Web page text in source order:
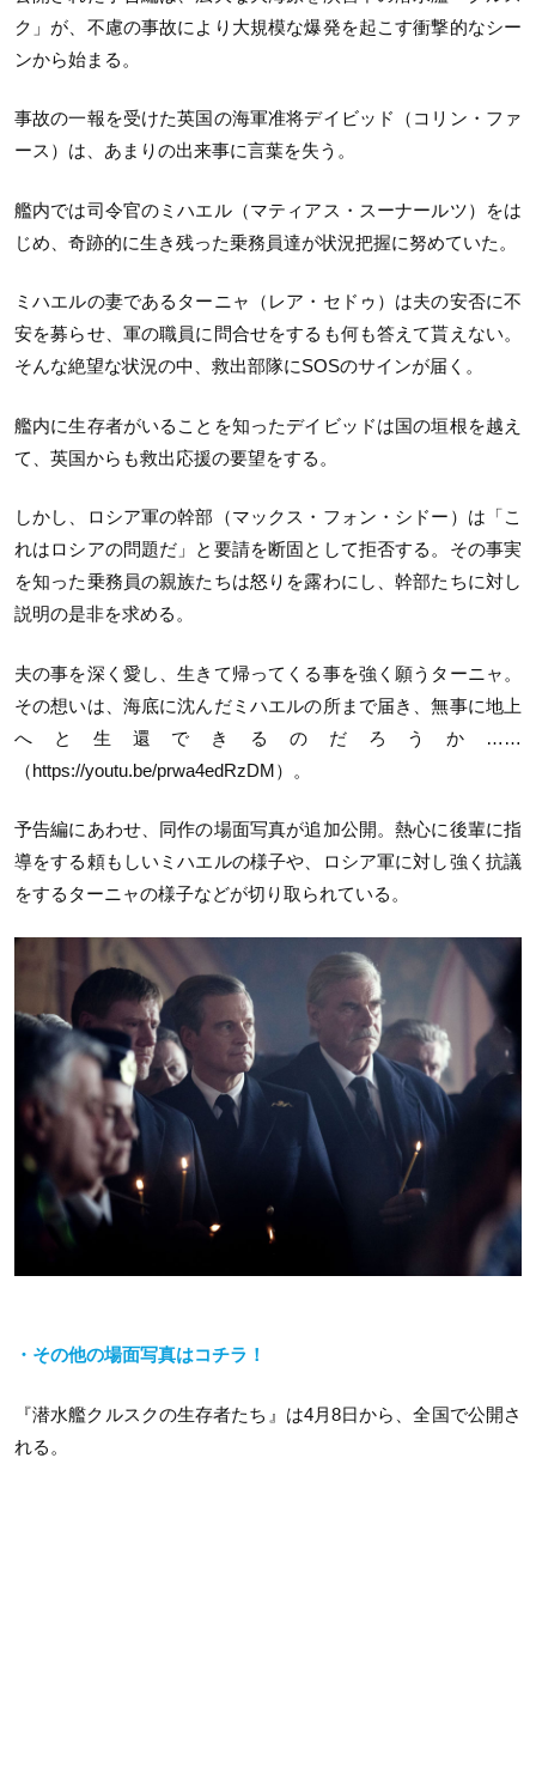
ク」が、不慮の事故により大規模な爆発を起こす衝撃的なシー
ンから始まる。
事故の一報を受けた英国の海軍准将デイビッド（コリン・ファ
ース）は、あまりの出来事に言葉を失う。
艦内では司令官のミハエル（マティアス・スーナールツ）をは
じめ、奇跡的に生き残った乗務員達が状況把握に努めていた。
ミハエルの妻であるターニャ（レア・セドゥ）は夫の安否に不
安を募らせ、軍の職員に問合せをするも何も答えて貰えない。
そんな絶望な状況の中、救出部隊にSOSのサインが届く。
艦内に生存者がいることを知ったデイビッドは国の垣根を越え
て、英国からも救出応援の要望をする。
しかし、ロシア軍の幹部（マックス・フォン・シドー）は「こ
れはロシアの問題だ」と要請を断固として拒否する。その事実
を知った乗務員の親族たちは怒りを露わにし、幹部たちに対し
説明の是非を求める。
夫の事を深く愛し、生きて帰ってくる事を強く願うターニャ。
その想いは、海底に沈んだミハエルの所まで届き、無事に地上
へと生還できるのだろうか……
（https://youtu.be/prwa4edRzDM）。
予告編にあわせ、同作の場面写真が追加公開。熱心に後輩に指
導をする頼もしいミハエルの様子や、ロシア軍に対し強く抗議
をするターニャの様子などが切り取られている。
・その他の場面写真はコチラ！
『潜水艦クルスクの生存者たち』は4月8日から、全国で公開さ
れる。